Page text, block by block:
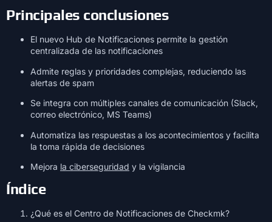
Principales conclusiones
El nuevo Hub de Notificaciones permite la gestión
centralizada de las notificaciones
Admite reglas y prioridades complejas, reduciendo las
alertas de spam
Se integra con múltiples canales de comunicación (Slack,
correo electrónico, MS Teams)
Automatiza las respuestas a los acontecimientos y facilita
la toma rápida de decisiones
Mejora la ciberseguridad y la vigilancia
Índice
¿Qué es el Centro de Notificaciones de Checkmk?